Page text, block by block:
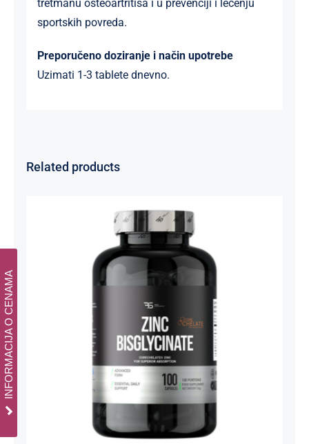
tretmanu osteoartritisa i u prevenciji i lečenju
sportskih povreda.
Preporučeno doziranje i način upotrebe
Uzimati 1-3 tablete dnevno.
Related products
Cink Bisglicinat 20 mg – Zinc
Bisglycinate CoreChelate®, 100
kapsula
Basic supplements Svi proizvodi Vitaminko
1.350,00рсд
INFORMACIJA O CENAMA